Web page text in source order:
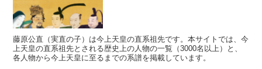
藤原公直（実直の子）は今上天皇の直系祖先です。本サイトでは、今
上天皇の直系祖先とされる歴史上の人物の一覧（3000名以上）と、
各人物から今上天皇に至るまでの系譜を掲載しています。